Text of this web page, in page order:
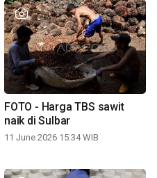
FOTO - Harga TBS sawit
naik di Sulbar
11 June 2026 15:34 WIB